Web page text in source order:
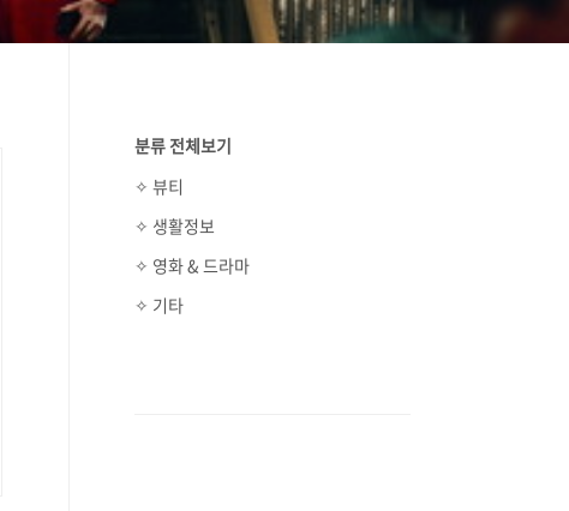
분류 전체보기
✧ 뷰티
✧ 생활정보
✧ 영화 & 드라마
✧ 기타